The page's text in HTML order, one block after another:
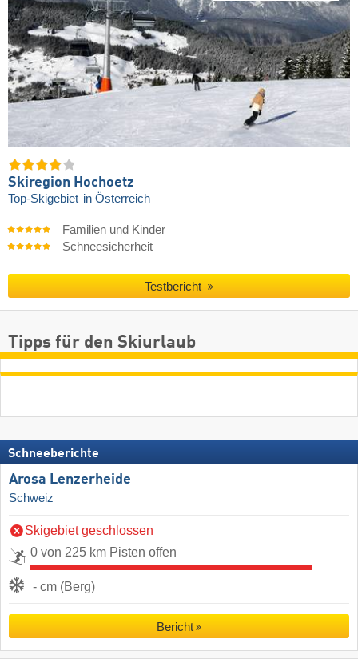
Skiregion Hochoetz
Top-Skigebiet in Österreich
Familien und Kinder
Schneesicherheit
Testbericht
Tipps für den Skiurlaub
Schneeberichte
Arosa Lenzerheide
Schweiz
Skigebiet geschlossen
0 von 225 km Pisten offen
- cm (Berg)
Bericht